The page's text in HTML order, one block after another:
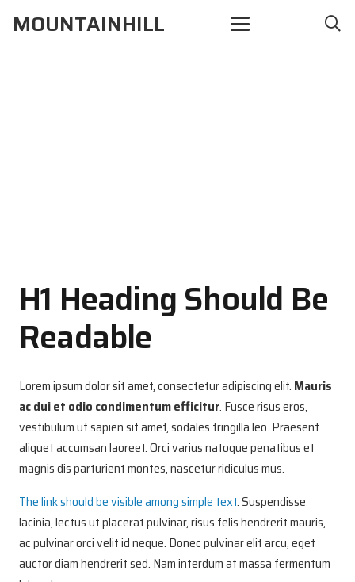
MOUNTAINHILL
H1 Heading Should Be
Readable
Lorem ipsum dolor sit amet, consectetur adipiscing elit. Mauris
ac dui et odio condimentum efficitur. Fusce risus eros,
vestibulum ut sapien sit amet, sodales fringilla leo. Praesent
aliquet accumsan laoreet. Orci varius natoque penatibus et
magnis dis parturient montes, nascetur ridiculus mus.
The link should be visible among simple text. Suspendisse
lacinia, lectus ut placerat pulvinar, risus felis hendrerit mauris,
ac pulvinar orci velit id neque. Donec pulvinar elit arcu, eget
auctor diam hendrerit sed. Nam interdum at massa fermentum